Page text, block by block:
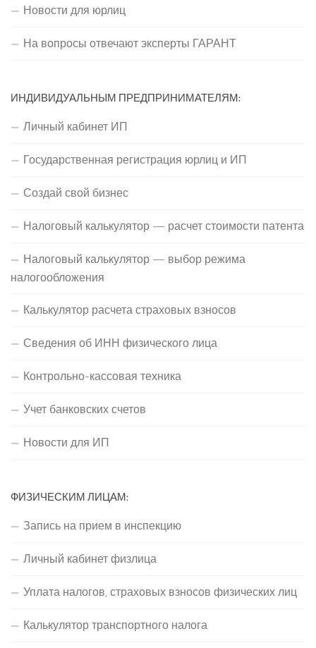
Новости для юрлиц
На вопросы отвечают эксперты ГАРАНТ
ИНДИВИДУАЛЬНЫМ ПРЕДПРИНИМАТЕЛЯМ:
Личный кабинет ИП
Государственная регистрация юрлиц и ИП
Создай свой бизнес
Налоговый калькулятор — расчет стоимости патента
Налоговый калькулятор — выбор режима
налогообложения
Калькулятор расчета страховых взносов
Сведения об ИНН физического лица
Контрольно-кассовая техника
Учет банковских счетов
Новости для ИП
ФИЗИЧЕСКИМ ЛИЦАМ:
Запись на прием в инспекцию
Личный кабинет физлица
Уплата налогов, страховых взносов физических лиц
Калькулятор транспортного налога